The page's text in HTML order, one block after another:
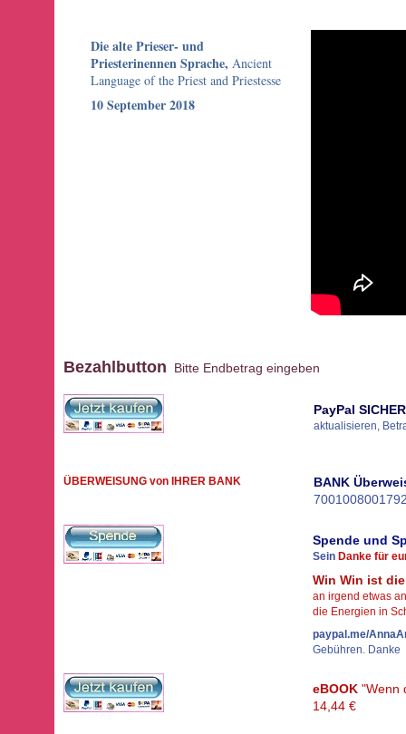
Die alte Prieser- und
Priesterinennen Sprache, Ancient
Language of the Priest and Priestesse
10 September 2018
Bezahlbutton Bitte Endbetrag eingeben
PayPal
aktualisieren,
ÜBERWEISUNG von IHRER BANK
BANK
Spende und
Sein Danke für
Win Win ist
an irgend etwas
die Energien in
paypal.me/
Gebühren. Danke
eBOOK "Wenn
14,44 €